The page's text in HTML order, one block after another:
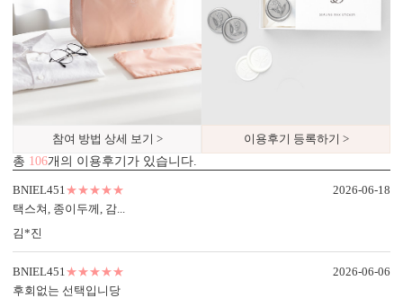
디자인형
수 있습니다.
참여 방법 상세 보기 >
이용후기 등록하기 >
총 106개의 이용후기가 있습니다.
BNIEL451★★★★★
택스쳐, 종이두께, 감...
김*진
2026-06-18
BNIEL451★★★★★
후회없는 선택입니당
2026-06-06